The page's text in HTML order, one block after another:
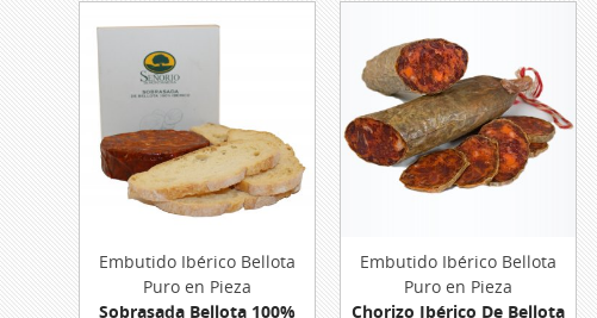
Vista Rápida
Embutido Ibérico Bellota
Puro en Pieza
Sobrasada Bellota 100%
Vista Rápida
Embutido Ibérico Bellota
Puro en Pieza
Chorizo Ibérico De Bellota